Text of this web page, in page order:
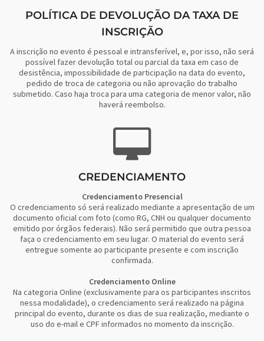
POLÍTICA DE DEVOLUÇÃO DA TAXA DE
INSCRIÇÃO
A inscrição no evento é pessoal e intransferível, e, por isso, não será
possível fazer devolução total ou parcial da taxa em caso de
desistência, impossibilidade de participação na data do evento,
pedido de troca de categoria ou não aprovação do trabalho
submetido. Caso haja troca para uma categoria de menor valor, não
haverá reembolso.
CREDENCIAMENTO
Credenciamento Presencial
O credenciamento só será realizado mediante a apresentação de um
documento oficial com foto (como RG, CNH ou qualquer documento
emitido por órgãos federais). Não será permitido que outra pessoa
faça o credenciamento em seu lugar. O material do evento será
entregue somente ao participante presente e com inscrição
confirmada.
Credenciamento Online
Na categoria Online (exclusivamente para os participantes inscritos
nessa modalidade), o credenciamento será realizado na página
principal do evento, durante os dias de sua realização, mediante o
uso do e-mail e CPF informados no momento da inscrição.